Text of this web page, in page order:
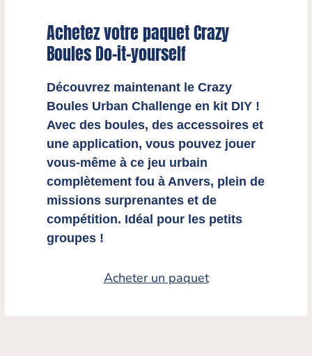
Achetez votre paquet Crazy
Boules Do-it-yourself
Découvrez maintenant le Crazy
Boules Urban Challenge en kit DIY !
Avec des boules, des accessoires et
une application, vous pouvez jouer
vous-même à ce jeu urbain
complètement fou à Anvers, plein de
missions surprenantes et de
compétition. Idéal pour les petits
groupes !
Acheter un paquet